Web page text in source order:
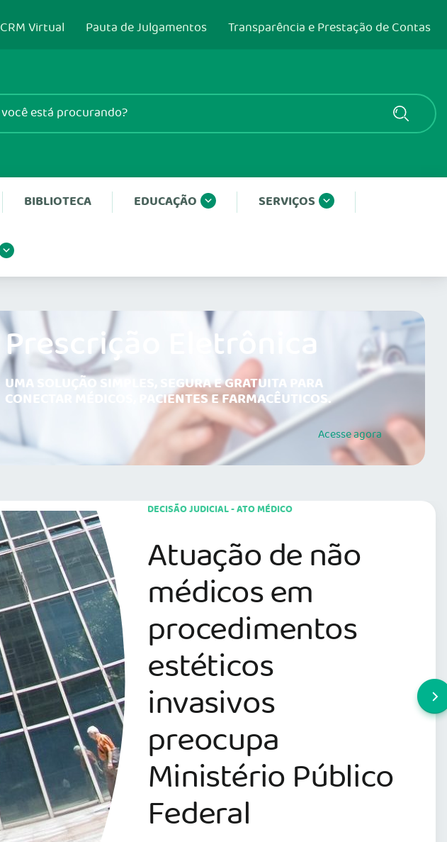
CRM Virtual Pauta de Julgamentos Transparência e Prestação de Contas
BIBLIOTECA EDUCAÇÃO SERVIÇOS
Prescrição Eletrônica
UMA SOLUÇÃO SIMPLES, SEGURA E GRATUITA PARA
CONECTAR MÉDICOS, PACIENTES E FARMACÊUTICOS.
Acesseagora
DECISÃO JUDICIAL - ATO MÉDICO
Atuação de não
médicos em
procedimentos
estéticos
invasivos
preocupa
Ministério Público
Federal